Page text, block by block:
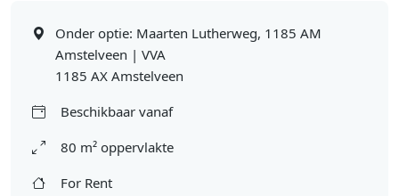
Onder optie: Maarten Lutherweg, 1185 AM
Amstelveen | VVA
1185 AX Amstelveen
Beschikbaar vanaf
80 m² oppervlakte
For Rent